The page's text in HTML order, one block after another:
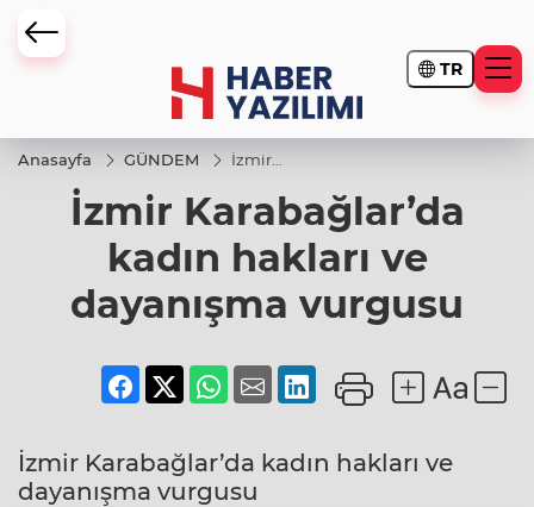
TR
Anasayfa GÜNDEM
İzmir
kadın hakları
ve dayanışma
İzmir Karabağlar’da
kadın hakları ve
dayanışma vurgusu
İzmir Karabağlar’da kadın hakları ve
dayanışma vurgusu